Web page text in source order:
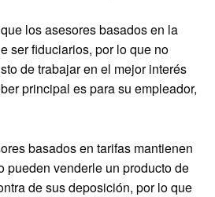
los asesores basados en la
ser fiduciarios, por lo que no
de trabajar en el mejor interés
principal es para su empleador,
basados en tarifas mantienen
pueden venderle un producto de
de sus deposición, por lo que